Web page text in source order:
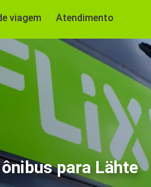
viagem Atendimento
para Lähte